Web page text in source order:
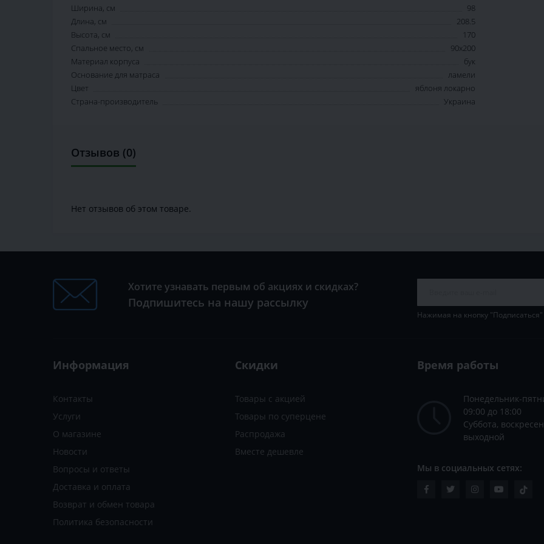
Ширина, см
98
Длина, см
208.5
Высота, см
170
Спальное место, см
90x200
Материал корпуса
бук
Основание для матраса
ламели
Цвет
яблоня локарно
Страна-производитель
Украина
Отзывов (0)
Нет отзывов об этом товаре.
Хотите узнавать первым об акциях и скидках?
Подпишитесь на нашу рассылку
Нажимая на кнопку
Информация
Контакты
Услуги
О магазине
Новости
Вопросы и ответы
Доставка и оплата
Возврат и обмен товара
Политика безопасности
Скидки
Товары с акцией
Товары по суперцене
Распродажа
Вместе дешевле
Время работы
Понедельник-
09:00 до 18:00
Суббота,
выходной
Мы в социальных сетях: